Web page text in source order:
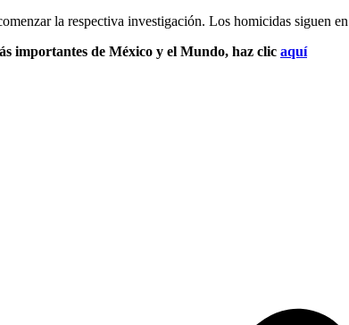
la respectiva investigación. Los homicidas siguen
importantes de México y el Mundo, haz clic aquí